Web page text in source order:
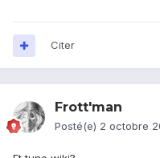
Citer
Frott'man
Posté(e) 2 octobre